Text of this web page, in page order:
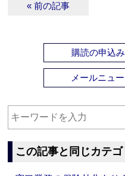
« 前の記事
購読の申込
メールニュ
この記事と同じカテ